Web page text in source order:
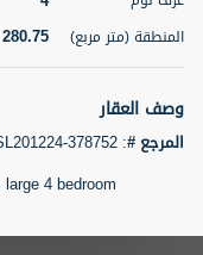
TATIANA VEBER
5 أشهر +
المنطقة (متر مربع) 280.75
وصف العقار
المرجع #:
378752
4 bedroom
تصفية